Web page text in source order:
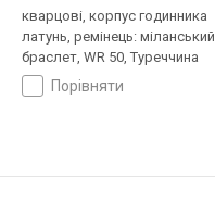
кварцові, корпус годинника
латунь, ремінець: міланський
браслет, WR 50, Туреччина
порівняти